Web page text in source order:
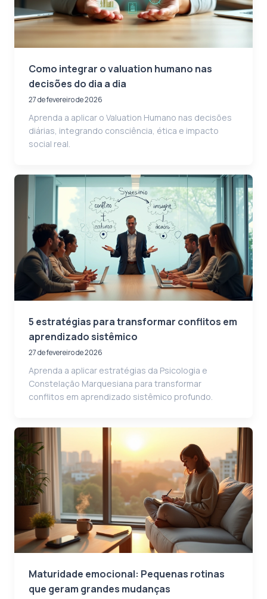
Como integrar o valuation humano nas
decisões do dia a dia
27 de fevereiro de 2026
Aprenda a aplicar o Valuation Humano nas decisões
diárias, integrando consciência, ética e impacto
social real.
5 estratégias para transformar conflitos em
aprendizado sistêmico
27 de fevereiro de 2026
Aprenda a aplicar estratégias da Psicologia e
Constelação Marquesiana para transformar
conflitos em aprendizado sistêmico profundo.
Maturidade emocional: Pequenas rotinas
que geram grandes mudanças